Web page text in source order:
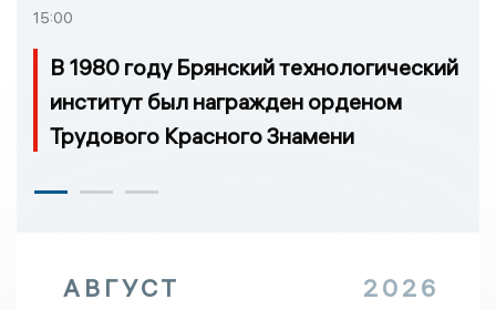
15:00
В 1980 году Брянский технологический
институт был награжден орденом
Трудового Красного Знамени
АВГУСТ 2026